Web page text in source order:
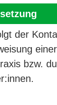
der
bzw.